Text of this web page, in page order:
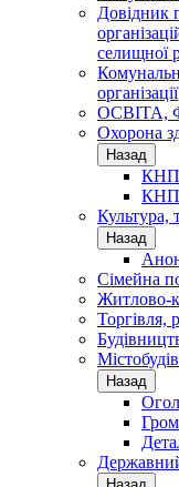
Довідник
селищної
організації
ОСВІТА,
Охорона
Назад
КНП
КНП
Культура,
Назад
Сімейна
Житлово-
Торгівля,
Назад